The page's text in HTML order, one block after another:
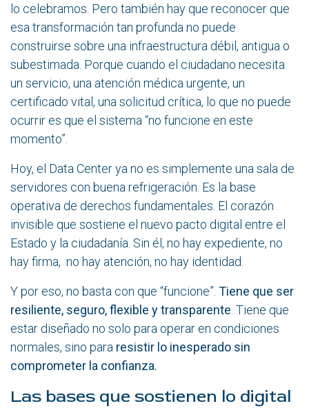
lo celebramos. Pero también hay que reconocer que
esa transformación tan profunda no puede
construirse sobre una infraestructura débil, antigua o
subestimada. Porque cuando el ciudadano necesita
un servicio, una atención médica urgente, un
certificado vital, una solicitud crítica, lo que no puede
ocurrir es que el sistema “no funcione en este
momento”.
Hoy, el Data Center ya no es simplemente una sala de
servidores con buena refrigeración. Es la base
operativa de derechos fundamentales. El corazón
invisible que sostiene el nuevo pacto digital entre el
Estado y la ciudadanía. Sin él, no hay expediente, no
hay firma, no hay atención, no hay identidad.
Y por eso, no basta con que “funcione”. Tiene que ser
resiliente, seguro, flexible y transparente . Tiene que
estar diseñado no solo para operar en condiciones
normales, sino para resistir lo inesperado sin
comprometer la confianza.
Las bases que sostienen lo digital